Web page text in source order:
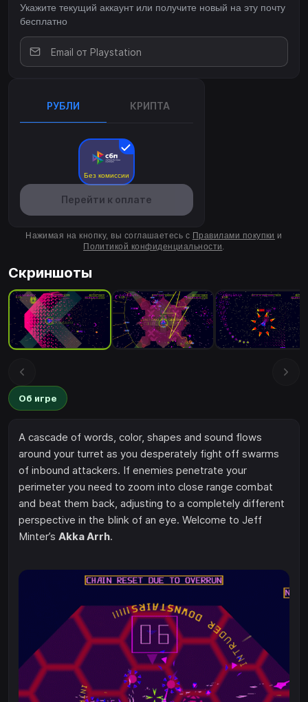
Укажите текущий аккаунт или получите новый на эту почту
бесплатно
РУБЛИ КРИПТА
Без комиссии
Перейти к оплате
Нажимая на кнопку, вы соглашаетесь с Правилами покупки и
Политикой конфиденциальности.
Скриншоты
Об игре
A cascade of words, color, shapes and sound flows
around your turret as you desperately fight off swarms
of inbound attackers. If enemies penetrate your
perimeter you need to zoom into close range combat
and beat them back, adjusting to a completely different
perspective in the blink of an eye. Welcome to Jeff
Minter’s Akka Arrh.